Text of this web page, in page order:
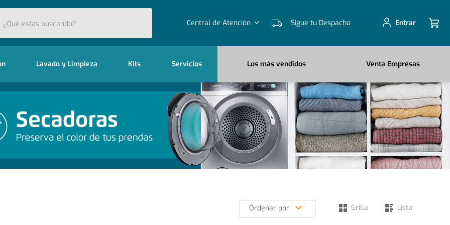
buscando?
Central de Atención Sigue tu Despacho Entrar
Lavado y Limpieza Kits Servicios Los más vendidos Venta Empresas
Ordenar por Grilla Lista